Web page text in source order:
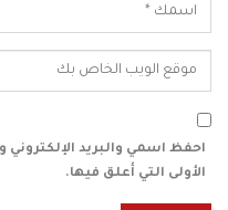
احفظ اسمي والبريد
الأولى التي أعلق فيها.